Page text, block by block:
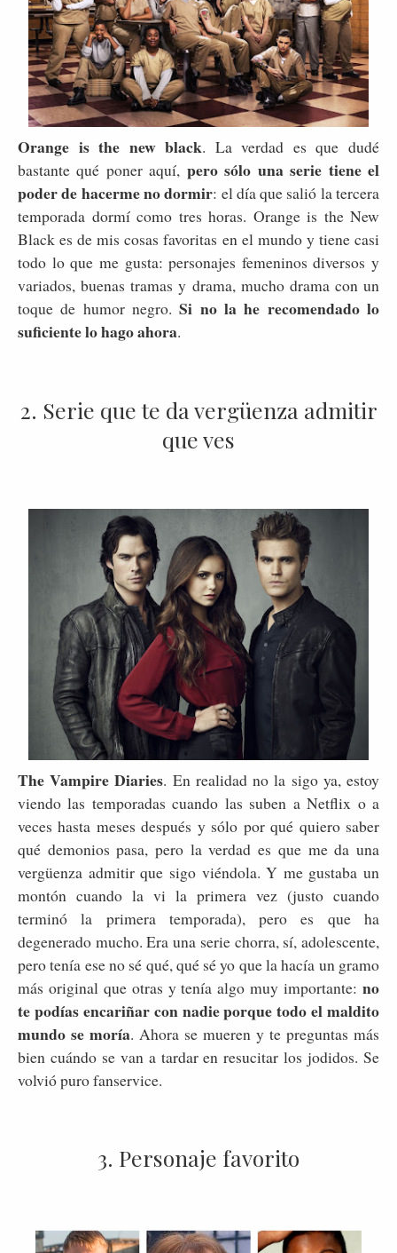
Orange is the new black. La verdad es que dudé
bastante qué poner aquí, pero sólo una serie tiene el
poder de hacerme no dormir: el día que salió la tercera
temporada dormí como tres horas. Orange is the New
Black es de mis cosas favoritas en el mundo y tiene casi
todo lo que me gusta: personajes femeninos diversos y
variados, buenas tramas y drama, mucho drama con un
toque de humor negro.Si no la he recomendado lo
suficiente lo hago ahora.
2. Serie que te da vergüenza admitir
que ves
The Vampire Diaries. En realidad no la sigo ya, estoy
viendo las temporadas cuando las suben a Netflix o a
veces hasta meses después y sólo por qué quiero saber
qué demonios pasa, pero la verdad es que me da una
vergüenza admitir que sigo viéndola. Y me gustaba un
montón cuando la vi la primera vez (justo cuando
terminó la primera temporada), pero es que ha
degenerado mucho. Era una serie chorra, sí, adolescente,
pero tenía ese no sé qué, qué sé yo que la hacía un gramo
más original que otras y tenía algo muy importante: no
te podías encariñar con nadie porque todo el maldito
mundo se moría. Ahora se mueren y te preguntas más
bien cuándo se van a tardar en resucitar los jodidos. Se
volvió puro fanservice.
3. Personaje favorito